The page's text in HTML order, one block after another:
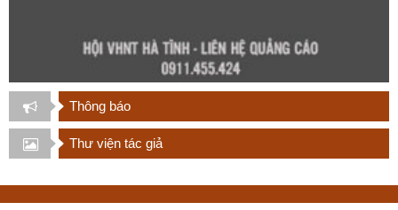
Thông báo
Thư viện tác giả